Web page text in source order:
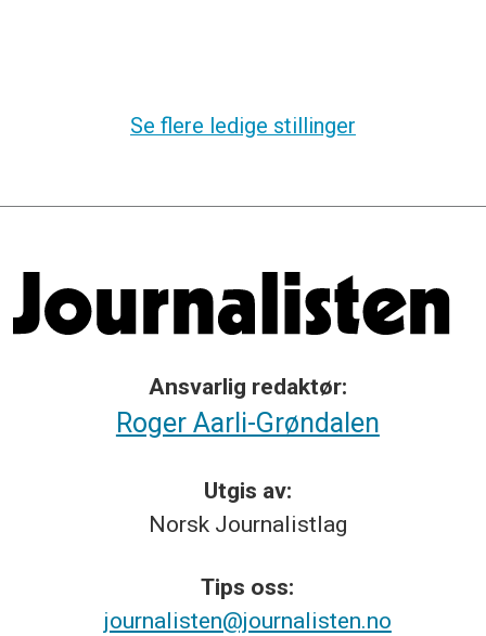
Se flere ledige stillinger
Ansvarlig redaktør:
Roger Aarli-Grøndalen
Utgis av:
Norsk Journalistlag
Tips oss:
journalisten@journalisten.no